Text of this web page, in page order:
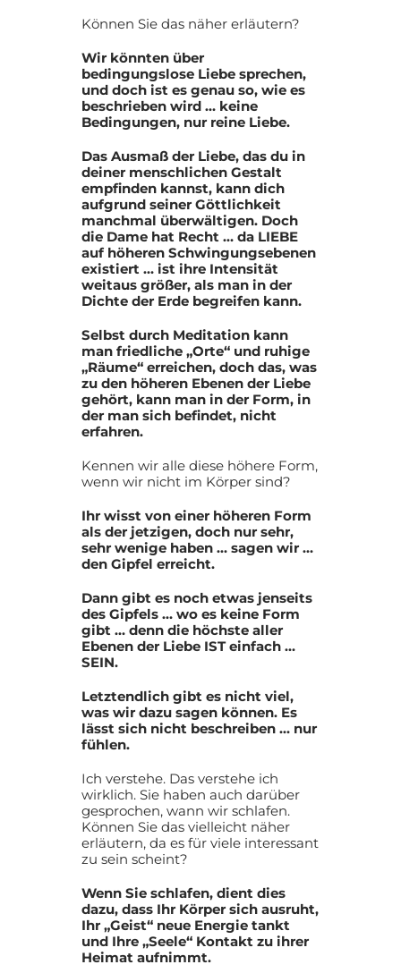
Können Sie das näher erläutern?
Wir könnten über
bedingungslose Liebe sprechen,
und doch ist es genau so, wie es
beschrieben wird … keine
Bedingungen, nur reine Liebe.
Das Ausmaß der Liebe, das du in
deiner menschlichen Gestalt
empfinden kannst, kann dich
aufgrund seiner Göttlichkeit
manchmal überwältigen. Doch
die Dame hat Recht … da LIEBE
auf höheren Schwingungsebenen
existiert … ist ihre Intensität
weitaus größer, als man in der
Dichte der Erde begreifen kann.
Selbst durch Meditation kann
man friedliche „Orte“ und ruhige
„Räume“ erreichen, doch das, was
zu den höheren Ebenen der Liebe
gehört, kann man in der Form, in
der man sich befindet, nicht
erfahren.
Kennen wir alle diese höhere Form,
wenn wir nicht im Körper sind?
Ihr wisst von einer höheren Form
als der jetzigen, doch nur sehr,
sehr wenige haben … sagen wir …
den Gipfel erreicht.
Dann gibt es noch etwas jenseits
des Gipfels … wo es keine Form
gibt … denn die höchste aller
Ebenen der Liebe IST einfach …
SEIN.
Letztendlich gibt es nicht viel,
was wir dazu sagen können. Es
lässt sich nicht beschreiben … nur
fühlen.
Ich verstehe. Das verstehe ich
wirklich. Sie haben auch darüber
gesprochen, wann wir schlafen.
Können Sie das vielleicht näher
erläutern, da es für viele interessant
zu sein scheint?
Wenn Sie schlafen, dient dies
dazu, dass Ihr Körper sich ausruht,
Ihr „Geist“ neue Energie tankt
und Ihre „Seele“ Kontakt zu ihrer
Heimat aufnimmt.